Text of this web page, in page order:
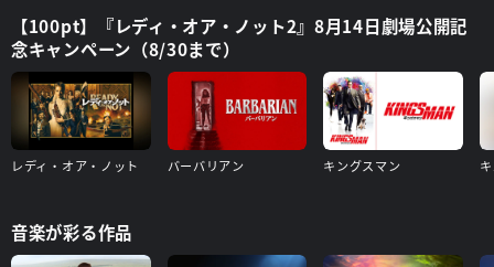
【100pt】『レディ・オア・ノット2』8月14日劇場公開記
念キャンペーン（8/30まで）
レディ・オア・ノット バーバリアン キングスマン
音楽が彩る作品